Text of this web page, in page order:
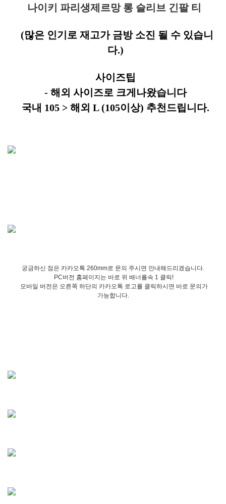
나이키 파리생제르망 롱 슬리브 긴팔 티
(많은 인기로 재고가 금방 소진 될 수 있습니
다.)
사이즈팁
- 해외 사이즈로 크게나왔습니다
국내 105 > 해외 L (105이상) 추천드립니다.
궁금하신 점은 카카오톡 260mm로 문의 주시면 안내해드리겠습니다.
PC버전 홈페이지는 바로 위 배너를속 1 클릭!
모바일 버전은 오른쪽 하단의 카카오톡 로고를 클릭하시면 바로 문의가
가능합니다.